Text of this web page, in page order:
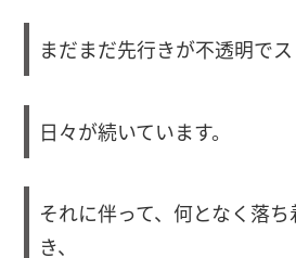
まだまだ先行きが不透明で
日々が続いています。
それに伴って、何となく落
き、